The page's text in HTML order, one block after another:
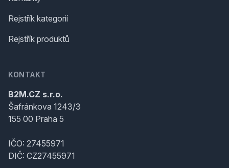
Rejstřík kategorií
Rejstřík produktů
KONTAKT
B2M.CZ s.r.o.
Šafránkova 1243/3
155 00 Praha 5
IČO: 27455971
DIČ: CZ27455971